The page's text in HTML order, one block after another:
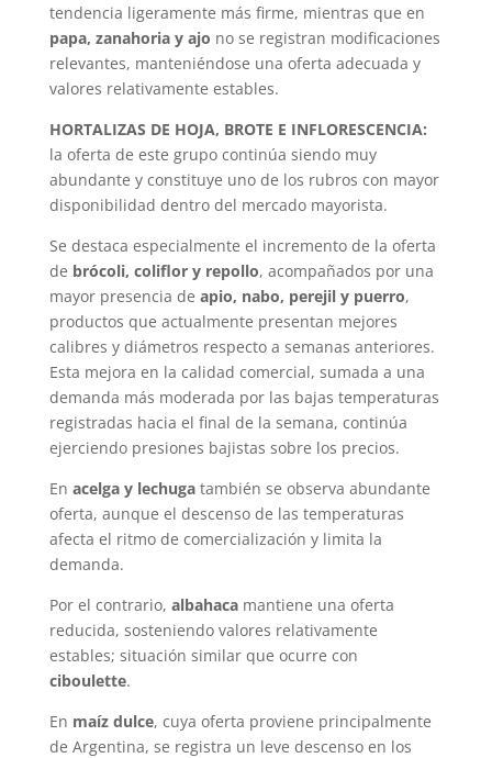
tendencia ligeramente más firme, mientras que en
papa, zanahoria y ajo no se registran modificaciones
relevantes, manteniéndose una oferta adecuada y
valores relativamente estables.
HORTALIZAS DE HOJA, BROTE E INFLORESCENCIA:
la oferta de este grupo continúa siendo muy
abundante y constituye uno de los rubros con mayor
disponibilidad dentro del mercado mayorista.
Se destaca especialmente el incremento de la oferta
de brócoli, coliflor y repollo, acompañados por una
mayor presencia de apio, nabo, perejil y puerro,
productos que actualmente presentan mejores
calibres y diámetros respecto a semanas anteriores.
Esta mejora en la calidad comercial, sumada a una
demanda más moderada por las bajas temperaturas
registradas hacia el final de la semana, continúa
ejerciendo presiones bajistas sobre los precios.
En acelga y lechugatambién se observa abundante
oferta, aunque el descenso de las temperaturas
afecta el ritmo de comercialización y limita la
demanda.
Por el contrario, albahacamantiene una oferta
reducida, sosteniendo valores relativamente
estables; situación similar que ocurre con
ciboulette.
En maíz dulce, cuya oferta proviene principalmente
de Argentina, se registra un leve descenso en los